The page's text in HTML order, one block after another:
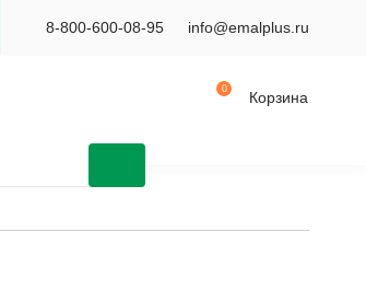
8-800-600-08-95 info@emalplus.ru
Корзина